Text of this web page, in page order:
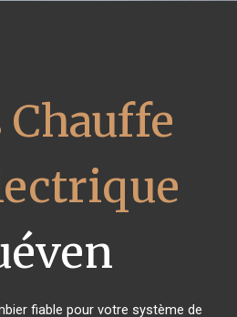
fiable pour votre système de